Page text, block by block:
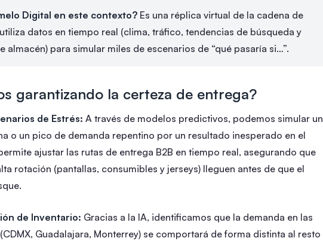
Digital en este contexto? Es una réplica virtual de la cadena de
datos en tiempo real (clima, tráfico, tendencias de búsqueda y
almacén) para simular miles de escenarios de “qué pasaría si…”.
garantizando la certeza de entrega?
de Estrés: A través de modelos predictivos, podemos simular un
o un pico de demanda repentino por un resultado inesperado en el
ajustar las rutas de entrega B2B en tiempo real, asegurando que
rotación (pantallas, consumibles y jerseys) lleguen antes de que el
de Inventario: Gracias a la IA, identificamos que la demanda en las
Guadalajara, Monterrey) se comportará de forma distinta al resto